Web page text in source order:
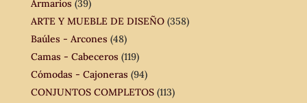
Armarios (39)
ARTE Y MUEBLE DE DISEÑO (358)
Baúles - Arcones (48)
Camas - Cabeceros (119)
Cómodas - Cajoneras (94)
CONJUNTOS COMPLETOS (113)